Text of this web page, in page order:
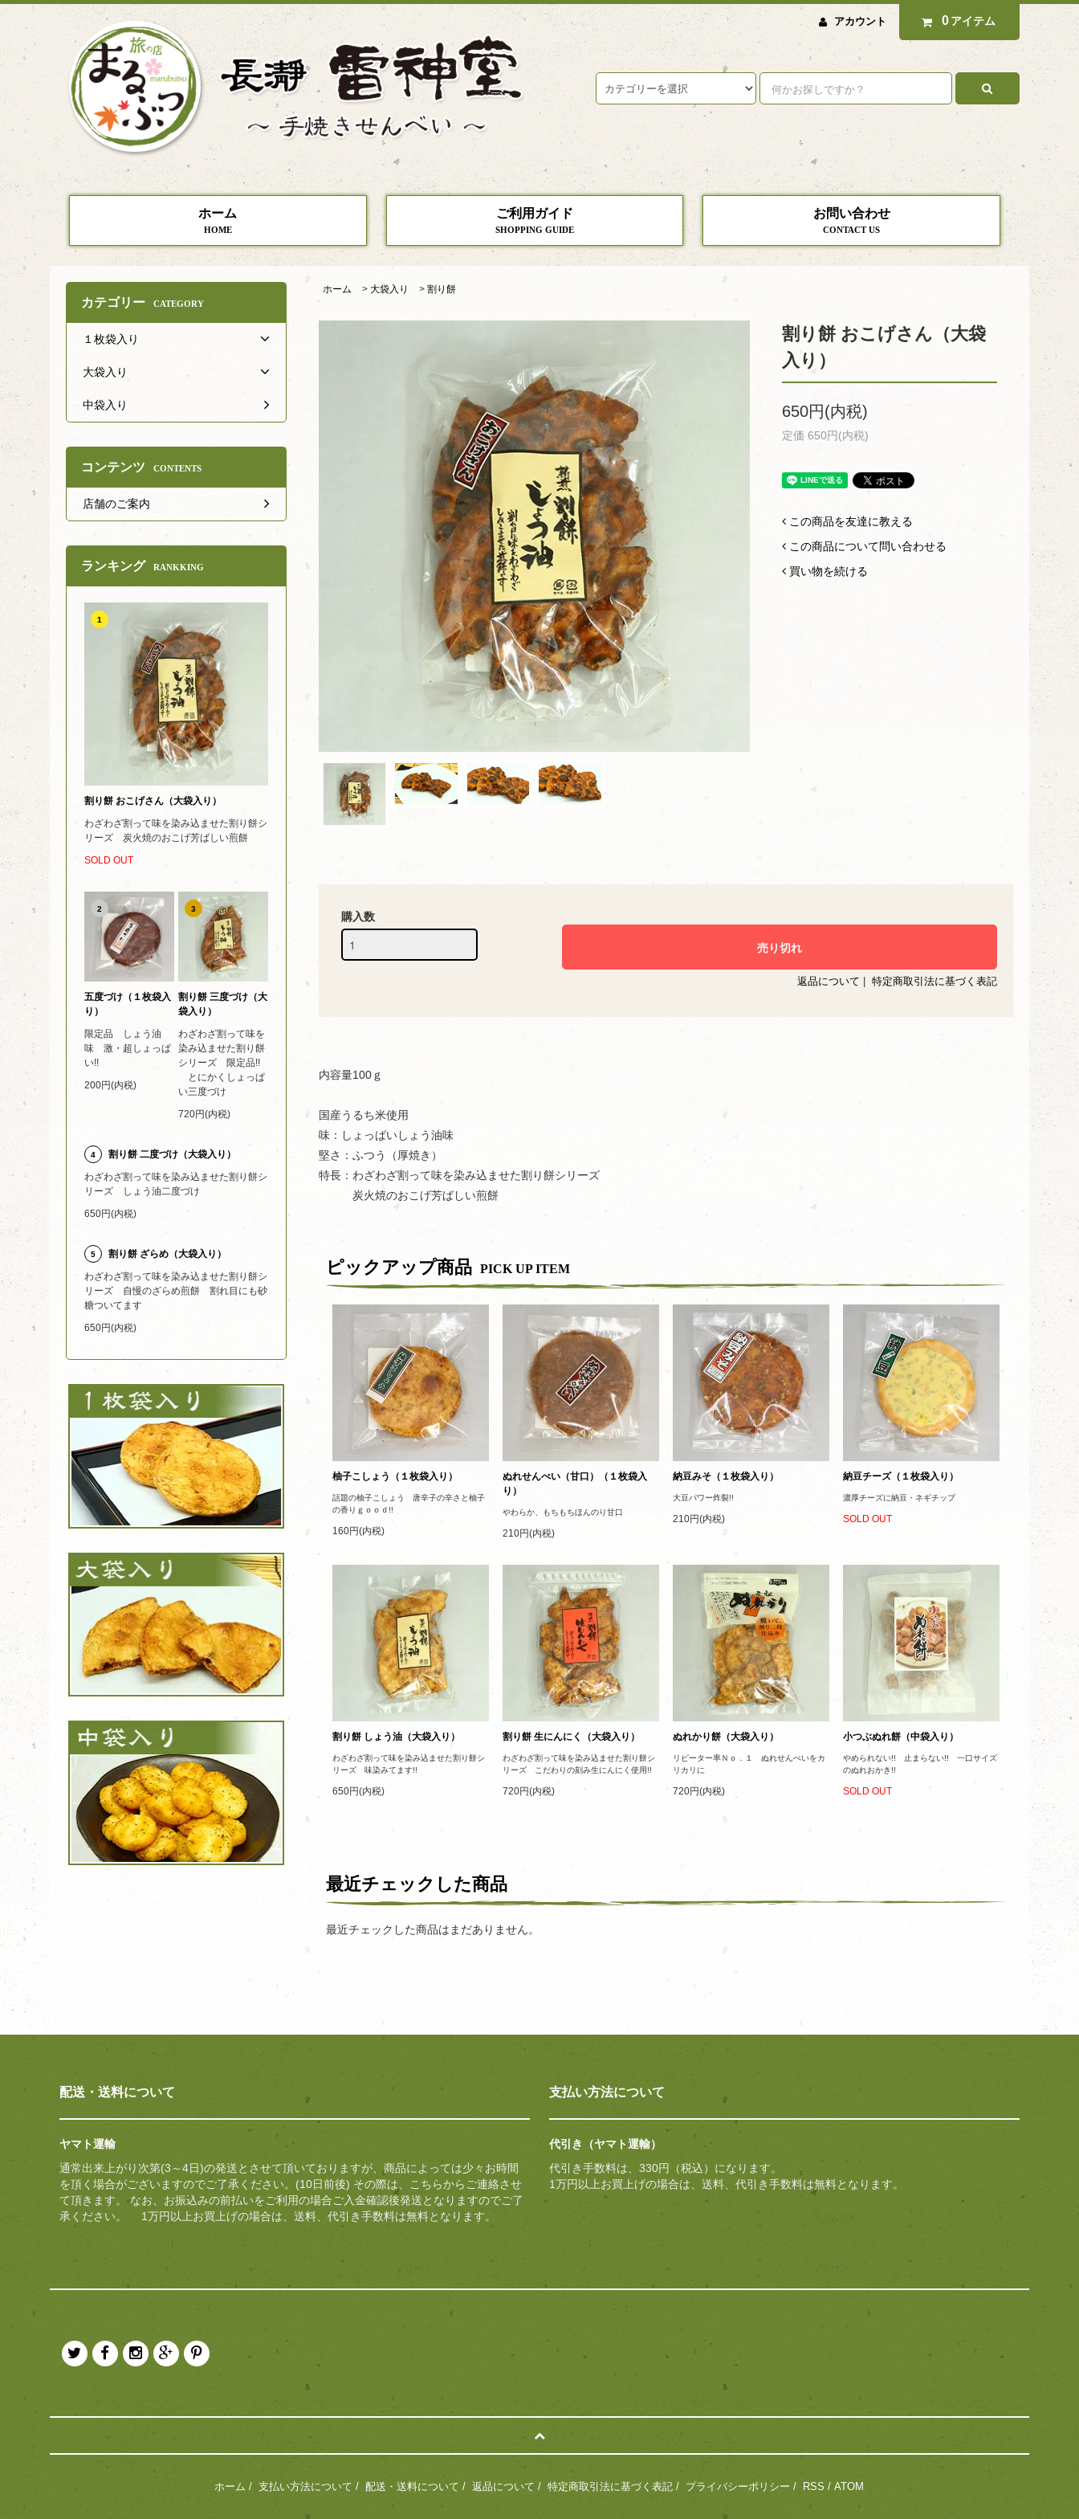
アカウント 0 アイテム
ホーム
HOME
ご利用ガイド
SHOPPING GUIDE
お問い合わせ
CONTACT US
ホーム > 大袋入り > 割り餅
割り餅 おこげさん（大袋
入り）
650円(内税)
定価 650円(内税)
この商品を友達に教える
この商品について問い合わせる
買い物を続ける
購入数
返品について | 特定商取引法に基づく表記
内容量100ｇ
国産うるち米使用
味：しょっぱいしょう油味
堅さ：ふつう（厚焼き）
特長：わざわざ割って味を染み込ませた割り餅シリーズ
炭火焼のおこげ芳ばしい煎餅
ピックアップ商品 PICK UP ITEM
柚子こしょう（１枚袋入り）
話題の柚子こしょう 唐辛子の辛さと柚子
の香りｇｏｏｄ!!
160円(内税)
ぬれせんべい（甘口）（１枚袋入
り）
やわらか、もちもちほんのり甘口
210円(内税)
納豆みそ（１枚袋入り）
大豆パワー炸裂!!
210円(内税)
納豆チーズ（１枚袋入り）
濃厚チーズに納豆・ネギチップ
SOLD OUT
割り餅 しょう油（大袋入り）
わざわざ割って味を染み込ませた割り餅シ
リーズ 味染みてます!!
650円(内税)
割り餅 生にんにく（大袋入り）
わざわざ割って味を染み込ませた割り餅シ
リーズ こだわりの刻み生にんにく使用!!
720円(内税)
ぬれかり餅（大袋入り）
リピーター率Ｎｏ．１ ぬれせんべいをカ
リカリに
720円(内税)
小つぶぬれ餅（中袋入り）
やめられない!! 止まらない!! 一口サイズ
のぬれおかき!!
SOLD OUT
最近チェックした商品
最近チェックした商品はまだありません。
カテゴリー CATEGORY
１枚袋入り
大袋入り
中袋入り
コンテンツ CONTENTS
店舗のご案内
ランキング RANKKING
1
割り餅 おこげさん（大袋入り）
わざわざ割って味を染み込ませた割り餅シ
リーズ 炭火焼のおこげ芳ばしい煎餅
SOLD OUT
2
五度づけ（１枚袋入
り）
限定品 しょう油
味 激・超しょっぱ
い!!
200円(内税)
3
割り餅 三度づけ（大
袋入り）
わざわざ割って味を
染み込ませた割り餅
シリーズ 限定品!!
とにかくしょっぱ
い三度づけ
720円(内税)
4
割り餅 二度づけ（大袋入り）
わざわざ割って味を染み込ませた割り餅シ
リーズ しょう油二度づけ
650円(内税)
5
割り餅 ざらめ（大袋入り）
わざわざ割って味を染み込ませた割り餅シ
リーズ 自慢のざらめ煎餅 割れ目にも砂
糖ついてます
650円(内税)
配送・送料について
ヤマト運輸
通常出来上がり次第(3～4日)の発送とさせて頂いておりますが、商品によっては少々お時間
を頂く場合がございますのでご了承ください。(10日前後) その際は、こちらからご連絡させ
て頂きます。 なお、お振込みの前払いをご利用の場合ご入金確認後発送となりますのでご了
承ください。 1万円以上お買上げの場合は、送料、代引き手数料は無料となります。
支払い方法について
代引き（ヤマト運輸）
代引き手数料は、330円（税込）になります。
1万円以上お買上げの場合は、送料、代引き手数料は無料となります。
ホーム / 支払い方法について / 配送・送料について / 返品について / 特定商取引法に基づく表記 / プライバシーポリシー / RSS /ATOM